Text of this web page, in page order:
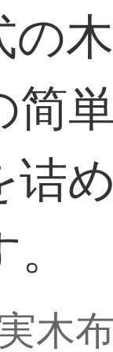
木